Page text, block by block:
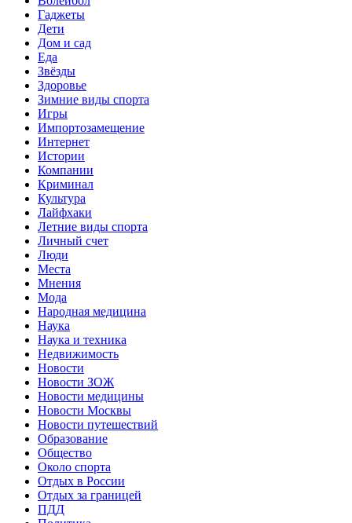
Гаджеты
Дети
Дом и сад
Еда
Звёзды
Здоровье
Зимние виды спорта
Игры
Импортозамещение
Интернет
Истории
Компании
Криминал
Культура
Лайфхаки
Летние виды спорта
Личный счет
Люди
Места
Мнения
Мода
Народная медицина
Наука
Наука и техника
Недвижимость
Новости
Новости ЗОЖ
Новости медицины
Новости Москвы
Новости путешествий
Образование
Общество
Около спорта
Отдых в России
Отдых за границей
ПДД